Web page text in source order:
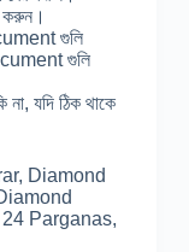
করুন।
গুলি
গুলি
যদি ঠিক থাকে
Diamond
Parganas,